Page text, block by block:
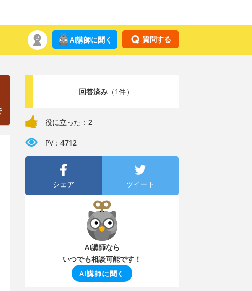
質問する
AI講師に聞く
回答済み（1件）
役に立った： 2
PV： 4712
シェア ツイート
AI講師なら
いつでも相談可能です！
AI講師に聞く